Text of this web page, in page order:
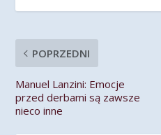
POPRZEDNI
Manuel Lanzini: Emocje
przed derbami są zawsze
nieco inne